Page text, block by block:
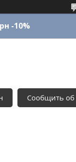
-10%
Сообщить об